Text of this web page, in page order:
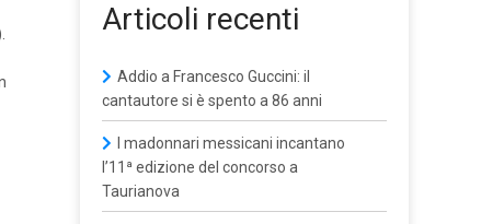
Articoli recenti
Addio a Francesco Guccini: il
cantautore si è spento a 86 anni
I madonnari messicani incantano
l’11ª edizione del concorso a
Taurianova